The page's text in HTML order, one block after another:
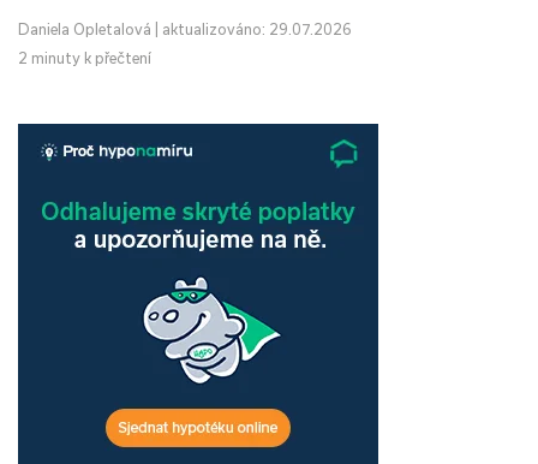
Daniela Opletalová
aktualizováno: 29.07.2026
2 minuty k přečtení